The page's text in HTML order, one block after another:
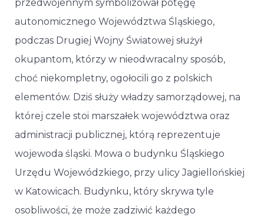
przedwojennym symbolizował potęgę
autonomicznego Województwa Śląskiego,
podczas Drugiej Wojny Światowej służył
okupantom, którzy w nieodwracalny sposób,
choć niekompletny, ogołocili go z polskich
elementów. Dziś służy władzy samorządowej, na
której czele stoi marszałek województwa oraz
administracji publicznej, którą reprezentuje
wojewoda śląski. Mowa o budynku Śląskiego
Urzędu Wojewódzkiego, przy ulicy Jagiellońskiej
w Katowicach. Budynku, który skrywa tyle
osobliwości, że może zadziwić każdego